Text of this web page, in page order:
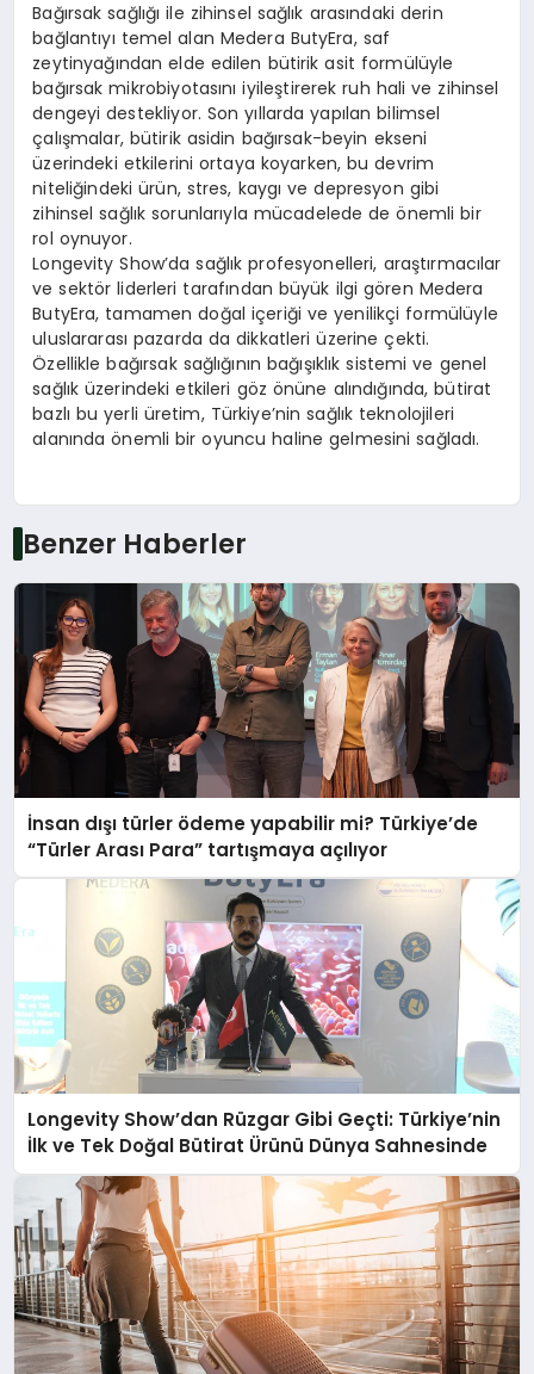
Bağırsak sağlığı ile zihinsel sağlık arasındaki derin
bağlantıyı temel alan Medera ButyEra, saf
zeytinyağından elde edilen bütirik asit formülüyle
bağırsak mikrobiyotasını iyileştirerek ruh hali ve zihinsel
dengeyi destekliyor. Son yıllarda yapılan bilimsel
çalışmalar, bütirik asidin bağırsak-beyin ekseni
üzerindeki etkilerini ortaya koyarken, bu devrim
niteliğindeki ürün, stres, kaygı ve depresyon gibi
zihinsel sağlık sorunlarıyla mücadelede de önemli bir
rol oynuyor.
Longevity Show’da sağlık profesyonelleri, araştırmacılar
ve sektör liderleri tarafından büyük ilgi gören Medera
ButyEra, tamamen doğal içeriği ve yenilikçi formülüyle
uluslararası pazarda da dikkatleri üzerine çekti.
Özellikle bağırsak sağlığının bağışıklık sistemi ve genel
sağlık üzerindeki etkileri göz önüne alındığında, bütirat
bazlı bu yerli üretim, Türkiye’nin sağlık teknolojileri
alanında önemli bir oyuncu haline gelmesini sağladı.
Benzer Haberler
İnsan dışı türler ödeme yapabilir mi? Türkiye’de
“Türler Arası Para” tartışmaya açılıyor
Longevity Show’dan Rüzgar Gibi Geçti: Türkiye’nin
İlk ve Tek Doğal Bütirat Ürünü Dünya Sahnesinde